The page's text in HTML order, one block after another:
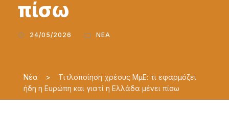
πίσω
24/05/2026 ΝΈΑ
Νέα >
Τιτλοποίηση χρέους ΜμΕ: τι εφαρμόζει
ήδη η Ευρώπη και γιατί η Ελλάδα μένει πίσω